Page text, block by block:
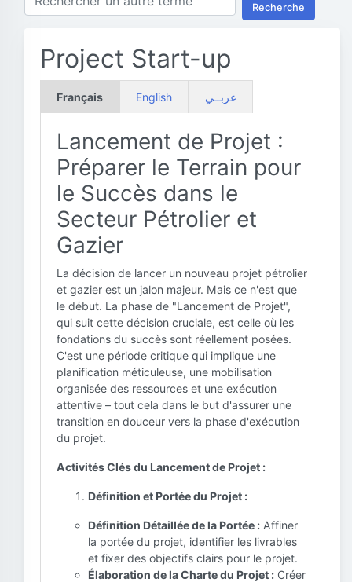
Recherche
Project Start-up
Français English عربــي
Lancement de Projet :
Préparer le Terrain pour
le Succès dans le
Secteur Pétrolier et
Gazier
La décision de lancer un nouveau projet pétrolier
et gazier est un jalon majeur. Mais ce n'est que
le début. La phase de "Lancement de Projet",
qui suit cette décision cruciale, est celle où les
fondations du succès sont réellement posées.
C'est une période critique qui implique une
planification méticuleuse, une mobilisation
organisée des ressources et une exécution
attentive – tout cela dans le but d'assurer une
transition en douceur vers la phase d'exécution
du projet.
Activités Clés du Lancement de Projet :
Définition et Portée du Projet :
Définition Détaillée de la Portée : Affiner
la portée du projet, identifier les livrables
et fixer des objectifs clairs pour le projet.
Élaboration de la Charte du Projet : Créer